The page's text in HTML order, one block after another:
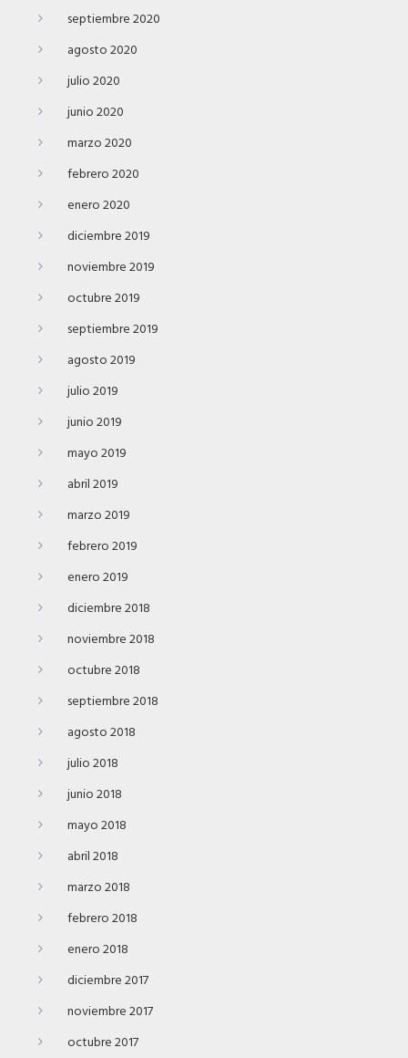
septiembre 2020
agosto 2020
julio 2020
junio 2020
marzo 2020
febrero 2020
enero 2020
diciembre 2019
noviembre 2019
octubre 2019
septiembre 2019
agosto 2019
julio 2019
junio 2019
mayo 2019
abril 2019
marzo 2019
febrero 2019
enero 2019
diciembre 2018
noviembre 2018
octubre 2018
septiembre 2018
agosto 2018
julio 2018
junio 2018
mayo 2018
abril 2018
marzo 2018
febrero 2018
enero 2018
diciembre 2017
noviembre 2017
octubre 2017